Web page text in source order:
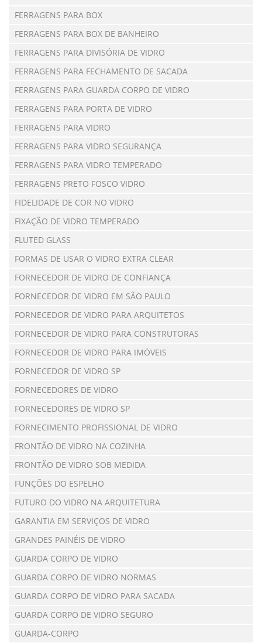
FERRAGENS PARA BOX
FERRAGENS PARA BOX DE BANHEIRO
FERRAGENS PARA DIVISÓRIA DE VIDRO
FERRAGENS PARA FECHAMENTO DE SACADA
FERRAGENS PARA GUARDA CORPO DE VIDRO
FERRAGENS PARA PORTA DE VIDRO
FERRAGENS PARA VIDRO
FERRAGENS PARA VIDRO SEGURANÇA
FERRAGENS PARA VIDRO TEMPERADO
FERRAGENS PRETO FOSCO VIDRO
FIDELIDADE DE COR NO VIDRO
FIXAÇÃO DE VIDRO TEMPERADO
FLUTED GLASS
FORMAS DE USAR O VIDRO EXTRA CLEAR
FORNECEDOR DE VIDRO DE CONFIANÇA
FORNECEDOR DE VIDRO EM SÃO PAULO
FORNECEDOR DE VIDRO PARA ARQUITETOS
FORNECEDOR DE VIDRO PARA CONSTRUTORAS
FORNECEDOR DE VIDRO PARA IMÓVEIS
FORNECEDOR DE VIDRO SP
FORNECEDORES DE VIDRO
FORNECEDORES DE VIDRO SP
FORNECIMENTO PROFISSIONAL DE VIDRO
FRONTÃO DE VIDRO NA COZINHA
FRONTÃO DE VIDRO SOB MEDIDA
FUNÇÕES DO ESPELHO
FUTURO DO VIDRO NA ARQUITETURA
GARANTIA EM SERVIÇOS DE VIDRO
GRANDES PAINÉIS DE VIDRO
GUARDA CORPO DE VIDRO
GUARDA CORPO DE VIDRO NORMAS
GUARDA CORPO DE VIDRO PARA SACADA
GUARDA CORPO DE VIDRO SEGURO
GUARDA-CORPO